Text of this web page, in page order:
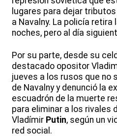
lugares para dejar
a Navalny. La policía
noches, pero al día
Por su parte, desde su
destacado opositor
jueves a los rusos que no
de Navalny y denunció la
escuadrón de la muerte
para eliminar a los rivales
Vladímir Putin, según un
red social.